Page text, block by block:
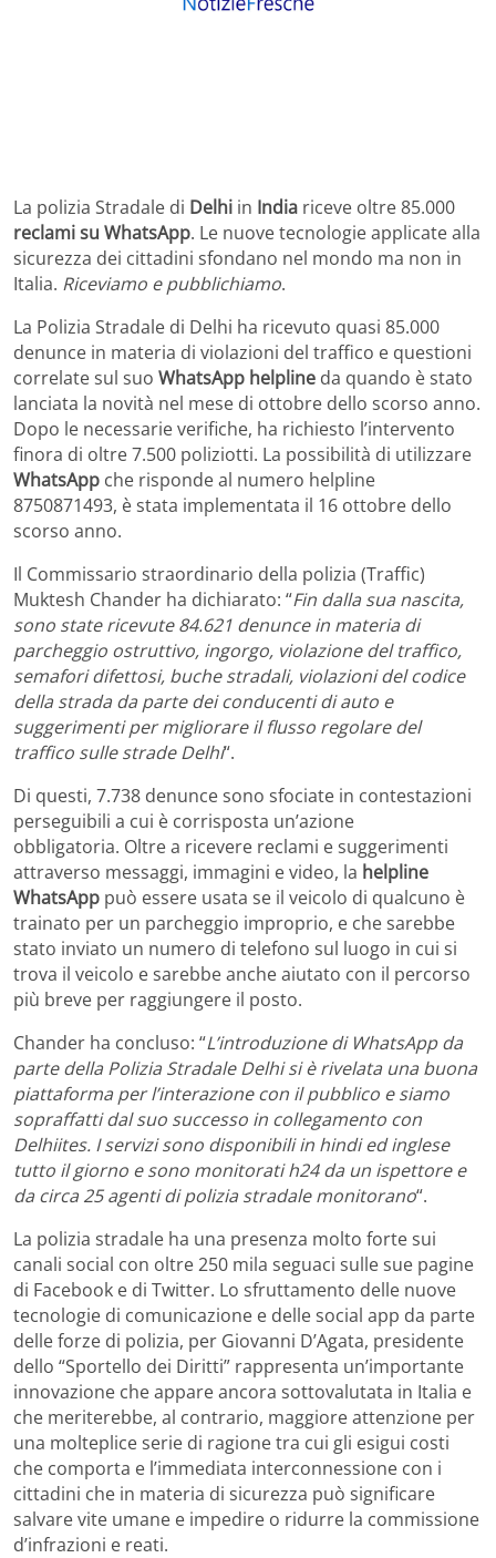
La polizia Stradale di Delhi in India riceve oltre 85.000
reclami su WhatsApp. Le nuove tecnologie applicate alla
sicurezza dei cittadini sfondano nel mondo ma non in
Italia. Riceviamo e pubblichiamo.
La Polizia Stradale di Delhi ha ricevuto quasi 85.000
denunce in materia di violazioni del traffico e questioni
correlate sul suo WhatsApp helpline da quando è stato
lanciata la novità nel mese di ottobre dello scorso anno.
Dopo le necessarie verifiche, ha richiesto l’intervento
finora di oltre 7.500 poliziotti. La possibilità di utilizzare
WhatsApp che risponde al numero helpline
8750871493, è stata implementata il 16 ottobre dello
scorso anno.
Il Commissario straordinario della polizia (Traffic)
Muktesh Chander ha dichiarato: “Fin dalla sua nascita,
sono state ricevute 84.621 denunce in materia di
parcheggio ostruttivo, ingorgo, violazione del traffico,
semafori difettosi, buche stradali, violazioni del codice
della strada da parte dei conducenti di auto e
suggerimenti per migliorare il flusso regolare del
traffico sulle strade Delhi“.
Di questi, 7.738 denunce sono sfociate in contestazioni
perseguibili a cui è corrisposta un’azione
obbligatoria. Oltre a ricevere reclami e suggerimenti
attraverso messaggi, immagini e video, la helpline
WhatsApp può essere usata se il veicolo di qualcuno è
trainato per un parcheggio improprio, e che sarebbe
stato inviato un numero di telefono sul luogo in cui si
trova il veicolo e sarebbe anche aiutato con il percorso
più breve per raggiungere il posto.
Chander ha concluso: “L’introduzione di WhatsApp da
parte della Polizia Stradale Delhi si è rivelata una buona
piattaforma per l’interazione con il pubblico e siamo
sopraffatti dal suo successo in collegamento con
Delhiites. I servizi sono disponibili in hindi ed inglese
tutto il giorno e sono monitorati h24 da un ispettore e
da circa 25 agenti di polizia stradale monitorano“.
La polizia stradale ha una presenza molto forte sui
canali social con oltre 250 mila seguaci sulle sue pagine
di Facebook e di Twitter. Lo sfruttamento delle nuove
tecnologie di comunicazione e delle social app da parte
delle forze di polizia, per Giovanni D’Agata, presidente
dello “Sportello dei Diritti” rappresenta un’importante
innovazione che appare ancora sottovalutata in Italia e
che meriterebbe, al contrario, maggiore attenzione per
una molteplice serie di ragione tra cui gli esigui costi
che comporta e l’immediata interconnessione con i
cittadini che in materia di sicurezza può significare
salvare vite umane e impedire o ridurre la commissione
d’infrazioni e reati.